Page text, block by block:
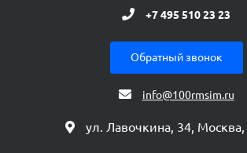
+7 495 510 23 23
Обратный звонок
info@100rmsim.ru
ул. Лавочкина, 34, Москва,